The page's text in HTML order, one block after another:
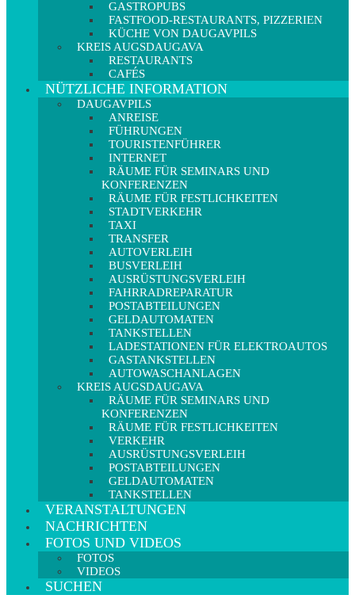
GASTROPUBS
FASTFOOD-RESTAURANTS, PIZZERIEN
KÜCHE VON DAUGAVPILS
KREIS AUGSDAUGAVA
RESTAURANTS
CAFÉS
NÜTZLICHE INFORMATION
DAUGAVPILS
ANREISE
FÜHRUNGEN
TOURISTENFÜHRER
INTERNET
RÄUME FÜR SEMINARS UND
KONFERENZEN
RÄUME FÜR FESTLICHKEITEN
STADTVERKEHR
TAXI
TRANSFER
AUTOVERLEIH
BUSVERLEIH
AUSRÜSTUNGSVERLEIH
FAHRRADREPARATUR
POSTABTEILUNGEN
GELDAUTOMATEN
TANKSTELLEN
LADESTATIONEN FÜR ELEKTROAUTOS
GASTANKSTELLEN
AUTOWASCHANLAGEN
KREIS AUGSDAUGAVA
RÄUME FÜR SEMINARS UND
KONFERENZEN
RÄUME FÜR FESTLICHKEITEN
VERKEHR
AUSRÜSTUNGSVERLEIH
POSTABTEILUNGEN
GELDAUTOMATEN
TANKSTELLEN
VERANSTALTUNGEN
NACHRICHTEN
FOTOS UND VIDEOS
FOTOS
VIDEOS
SUCHEN